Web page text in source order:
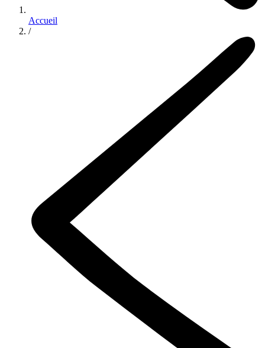
Accueil
/